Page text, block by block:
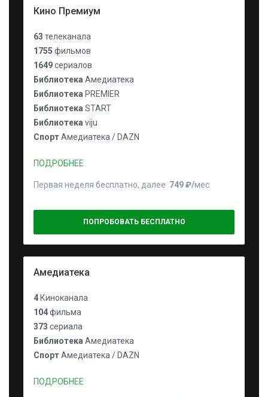
Кино Премиум
63 телеканала
1755 фильмов
1649сериалов
Библиотека Амедиатека
Библиотека PREMIER
Библиотека START
Библиотека viju
СпортАмедиатека / DAZN
ПОДРОБНЕЕ
Первая неделя бесплатно, далее 749 ₽⁠/⁠мес
ПОПРОБОВАТЬ БЕСПЛАТНО
Амедиатека
4 Киноканала
104фильма
373 сериала
Библиотека Амедиатека
СпортАмедиатека / DAZN
ПОДРОБНЕЕ